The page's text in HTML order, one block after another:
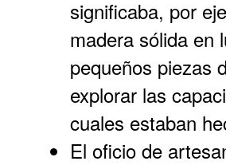
significaba, por
madera sólida en
pequeños piezas
explorar las
cuales estaban
El oficio de